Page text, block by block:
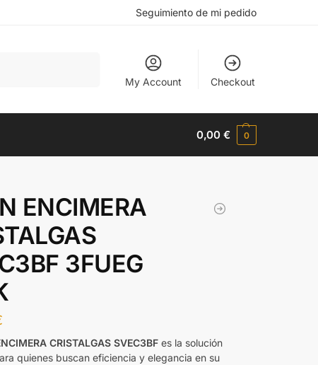
Seguimiento de mi pedido
My Account Checkout
0,00€ 0
ENCIMERA
3FUEG
CRISTALGAS SVEC3BF es la solución
quienes buscan eficiencia y elegancia en su